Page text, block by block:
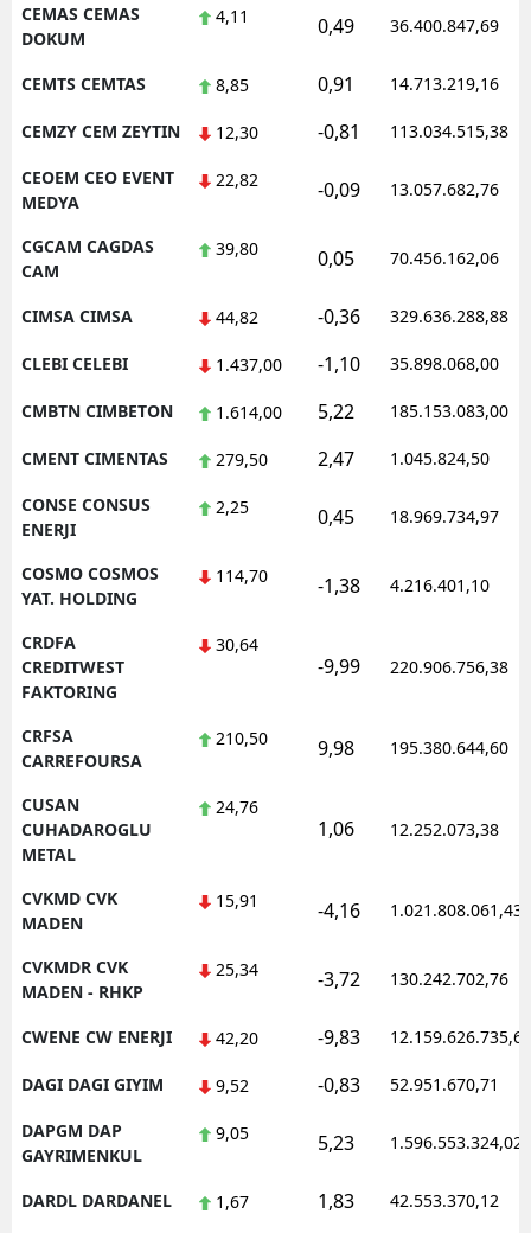
CEMAS CEMAS
DOKUM
4,11 0,49 36.400.847,69
CEMTS CEMTAS 8,85 0,91 14.713.219,16
CEMZY CEM ZEYTIN 12,30 -0,81 113.034.515,38
CEOEM CEO EVENT
MEDYA
22,82 -0,09 13.057.682,76
CGCAM CAGDAS
CAM
39,80 0,05 70.456.162,06
CIMSA CIMSA 44,82 -0,36 329.636.288,88
CLEBI CELEBI 1.437,00 -1,10 35.898.068,00
CMBTN CIMBETON 1.614,00 5,22 185.153.083,00
CMENT CIMENTAS 279,50 2,47 1.045.824,50
CONSE CONSUS
ENERJI
2,25 0,45 18.969.734,97
COSMO COSMOS
YAT. HOLDING
114,70 -1,38 4.216.401,10
CRDFA
CREDITWEST
FAKTORING
30,64
-9,99 220.906.756,38
CRFSA
CARREFOURSA
210,50 9,98 195.380.644,60
CUSAN
CUHADAROGLU
METAL
24,76
1,06 12.252.073,38
CVKMD CVK
MADEN
15,91 -4,16 1.021.808.061,43
CVKMDR CVK
MADEN - RHKP
25,34 -3,72 130.242.702,76
CWENE CW ENERJI 42,20 -9,83 12.159.626.735,62
DAGI DAGI GIYIM 9,52 -0,83 52.951.670,71
DAPGM DAP
GAYRIMENKUL
9,05 5,23 1.596.553.324,02
DARDL DARDANEL 1,67 1,83 42.553.370,12